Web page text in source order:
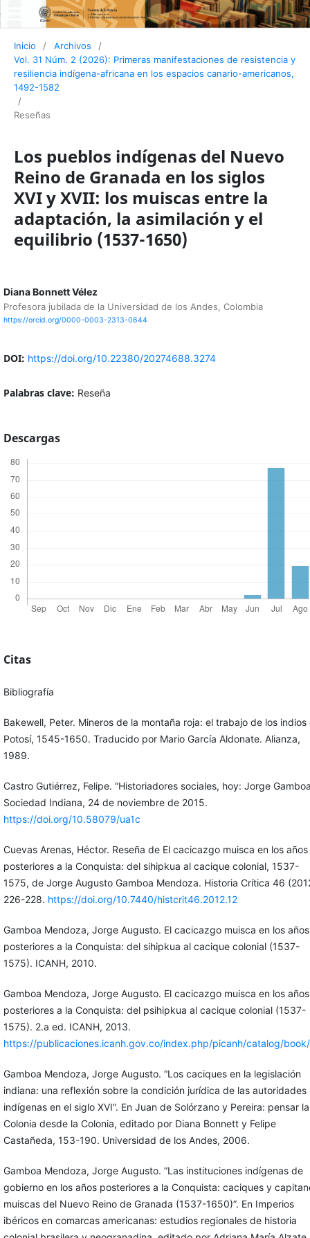
Inicio / Archivos
/
Vol. 31 Núm. 2 (2026): Primeras manifestaciones de resistencia y
resiliencia indígena-africana en los espacios canario-americanos,
1492-1582
/
Reseñas
Los pueblos indígenas del Nuevo
Reino de Granada en los siglos
XVI y XVII: los muiscas entre la
adaptación, la asimilación y el
equilibrio (1537-1650)
Diana Bonnett Vélez
Profesora jubilada de la Universidad de los Andes, Colombia
https://orcid.org/0000-0003-2313-0644
DOI: https://doi.org/10.22380/20274688.3274
Palabras clave: Reseña
Descargas
Citas
Bibliografía
Bakewell, Peter. Mineros de la montaña roja: el trabajo de los indios
Potosí, 1545-1650. Traducido por Mario García Aldonate. Alianza,
1989.
Castro Gutiérrez, Felipe. “Historiadores sociales, hoy: Jorge
Sociedad Indiana, 24 de noviembre de 2015.
https://doi.org/10.58079/ua1c
Cuevas Arenas, Héctor. Reseña de El cacicazgo muisca en los años
posteriores a la Conquista: del sihipkua al cacique colonial, 1537-
1575, de Jorge Augusto Gamboa Mendoza. Historia Crítica 46
226-228. https://doi.org/10.7440/histcrit46.2012.12
Gamboa Mendoza, Jorge Augusto. El cacicazgo muisca en los años
posteriores a la Conquista: del sihipkua al cacique colonial (1537-
1575). ICANH, 2010.
Gamboa Mendoza, Jorge Augusto. El cacicazgo muisca en los años
posteriores a la Conquista: del psihipkua al cacique colonial (1537-
1575). 2.a ed. ICANH, 2013.
https://publicaciones.icanh.gov.co/index.php/picanh/catalog/
Gamboa Mendoza, Jorge Augusto. “Los caciques en la legislación
indiana: una reflexión sobre la condición jurídica de las autoridades
indígenas en el siglo XVI”. En Juan de Solórzano y Pereira: pensar la
Colonia desde la Colonia, editado por Diana Bonnett y Felipe
Castañeda, 153-190. Universidad de los Andes, 2006.
Gamboa Mendoza, Jorge Augusto. “Las instituciones indígenas de
gobierno en los años posteriores a la Conquista: caciques y
muiscas del Nuevo Reino de Granada (1537-1650)”. En Imperios
ibéricos en comarcas americanas: estudios regionales de historia